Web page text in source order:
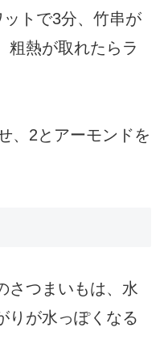
トで3分、竹串が
粗熱が取れたらラ
、2とアーモンドを
さつまいもは、水
りが水っぽくなる